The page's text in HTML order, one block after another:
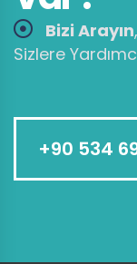
Bizi Arayın
Sizlere
+90 534